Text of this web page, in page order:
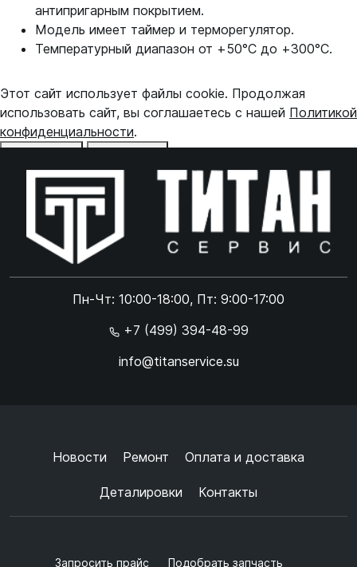
антипригарным покрытием.
Модель имеет таймер и терморегулятор.
Температурный диапазон от +50°С до +300°С.
Пн-Чт: 10:00-18:00, Пт: 9:00-17:00
+7 (499) 394-48-99
info@titanservice.su
Новости Ремонт Оплата и доставка
Деталировки Контакты
Запросить прайс Подобрать запчасть
Этот сайт использует файлы cookie. Продолжая
использовать сайт, вы соглашаетесь с нашей Политикой
конфиденциальности.
Online чат
Online чат